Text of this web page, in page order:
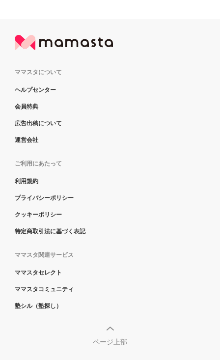
ママスタについて
ヘルプセンター
会員特典
広告出稿について
運営会社
ご利用にあたって
利用規約
プライバシーポリシー
クッキーポリシー
特定商取引法に基づく表記
ママスタ関連サービス
ママスタセレクト
ママスタコミュニティ
塾シル（塾探し）
ページ上部